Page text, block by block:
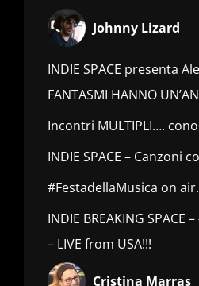
Johnny Lizard
INDIE SPACE presenta
FANTASMI HANNO
Incontri MULTIPLI….
INDIE SPACE – Canzoni
#FestadellaMusica on
INDIE BREAKING SPACE
– LIVE from USA!!!
Cristina Marras